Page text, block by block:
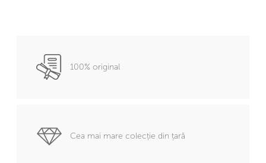
100% original
Cea mai mare colecție din țară